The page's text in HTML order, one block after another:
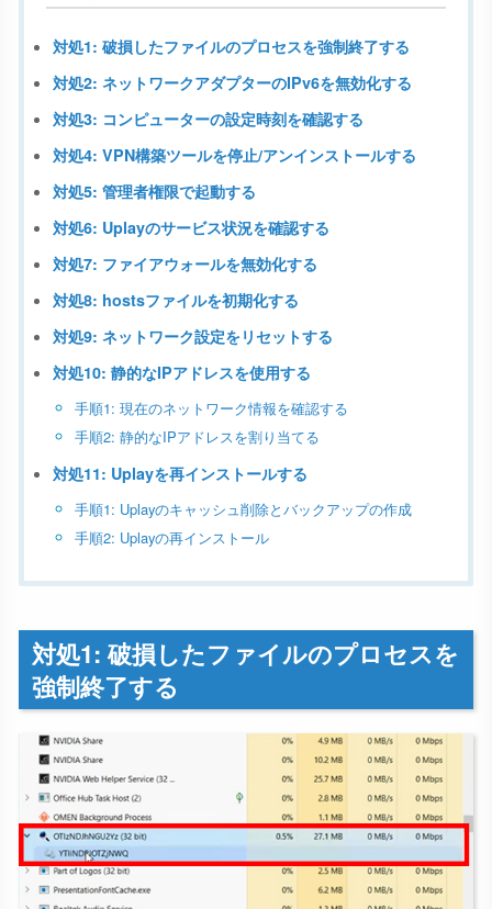
対処1: 破損したファイルのプロセスを強制終了する
対処2: ネットワークアダプターのIPv6を無効化する
対処3: コンピューターの設定時刻を確認する
対処4: VPN構築ツールを停止/アンインストールする
対処5: 管理者権限で起動する
対処6: Uplayのサービス状況を確認する
対処7: ファイアウォールを無効化する
対処8: hostsファイルを初期化する
対処9: ネットワーク設定をリセットする
対処10: 静的なIPアドレスを使用する
手順1: 現在のネットワーク情報を確認する
手順2: 静的なIPアドレスを割り当てる
対処11: Uplayを再インストールする
手順1: Uplayのキャッシュ削除とバックアップの作成
手順2: Uplayの再インストール
対処1: 破損したファイルのプロセスを
強制終了する